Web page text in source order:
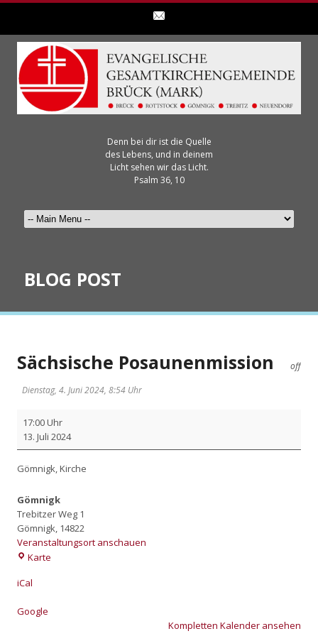
Denn bei dir ist die Quelle
des Lebens, und in deinem
Licht sehen wir das Licht.
Psalm 36, 10
BLOG POST
off
Sächsische Posaunenmission
Dienstag, 4. Juni 2024, 8:54 Uhr
si­
sche
nen­
si­
on
17:00 Uhr
13. Juli 2024
Göm­nigk, Kir­che
Gömnigk
Trebitzer Weg 1
Gömnigk, 14822
Veranstaltungsort anschauen
Karte
iCal
Goog­le
Kom­plet­ten Kalen­der anse­hen